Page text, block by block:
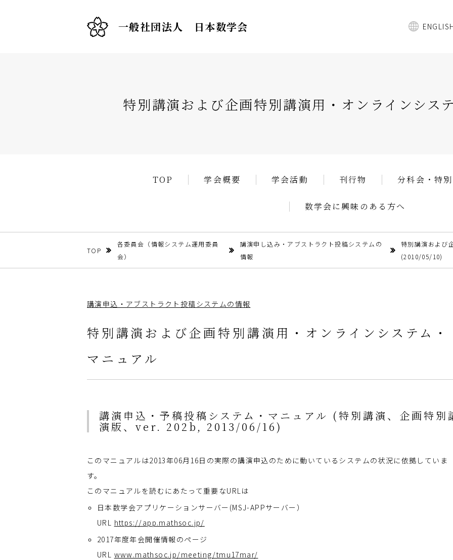
一般社団法人 日本数学会
特別講演および企画特別講演用・オンラインシス
TOP 学会概要 学会活動 刊行物 分科会・特
数学会に興味のある方へ
TOP
各委員会（情報システム運用委員
会）
講演申し込み・アブストラクト投稿システムの
情報
特別講演および
(2010/05/10)
講演申込・アブストラクト投稿システムの情報
特別講演および企画特別講演用・オンラインシステム・
マニュアル
講演申込・予稿投稿システム・マニュアル (特別講演、企画特別
演版、ver. 202b, 2013/06/16)
このマニュアルは2013年06月16日の実際の講演申込のために動いているシステムの状況に依拠していま
す。
このマニュアルを読むにあたって重要なURLは
日本数学会アプリケーションサーバー(MSJ-APPサーバー）
URL https://app.mathsoc.jp/
2017年度年会開催情報のページ
URL www.mathsoc.jp/meeting/tmu17mar/